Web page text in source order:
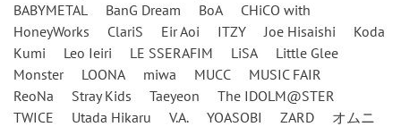
BABYMETAL
BanG Dream BoA
CHiCO with
HoneyWorks
ClariS Eir Aoi ITZY Joe Hisaishi
Koda
Kumi
Leo Ieiri LE SSERAFIM LiSA
Little Glee
Monster
LOONA miwa MUCC
MUSIC FAIR
ReoNa
Stray Kids Taeyeon
The IDOLM@STER
TWICE
Utada Hikaru V.A. YOASOBI ZARD
オムニ